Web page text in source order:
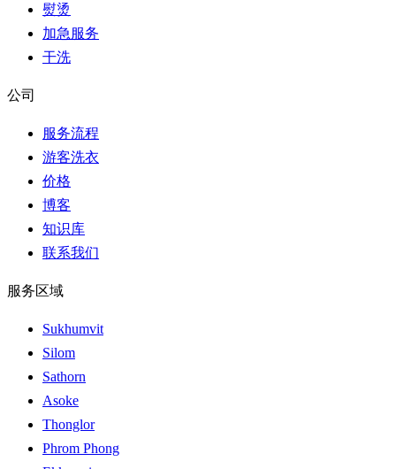
熨烫
加急服务
干洗
公司
服务流程
游客洗衣
价格
博客
知识库
联系我们
服务区域
Sukhumvit
Silom
Sathorn
Asoke
Thonglor
Phrom Phong